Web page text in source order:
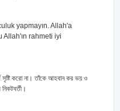
yapmayın. Allah'a
Allah'ın rahmeti iyi
করো না। তাঁকে আহবান কর ভয় ও